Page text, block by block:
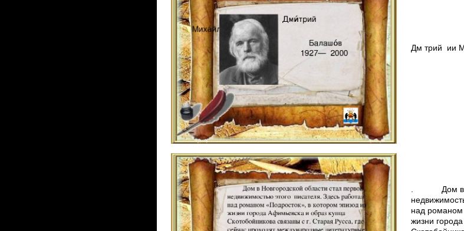
Дм трий ии
. Дом в
над романом
жизни